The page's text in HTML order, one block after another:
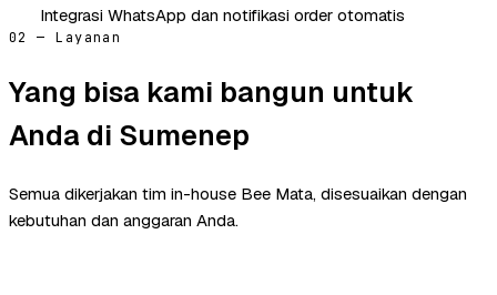
Integrasi WhatsApp dan notifikasi order otomatis
02 — Layanan
Yang bisa kami bangun untuk
Anda di Sumenep
Semua dikerjakan tim in-house Bee Mata, disesuaikan dengan
kebutuhan dan anggaran Anda.